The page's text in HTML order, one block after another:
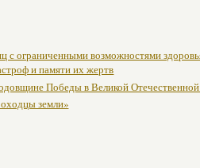
с ограниченными возможностями
и памяти их жертв
Победы в Великой Отечественной
земли»